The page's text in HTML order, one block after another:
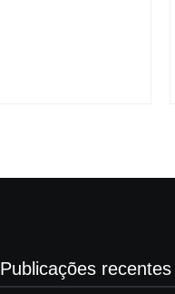
Publicações recentes